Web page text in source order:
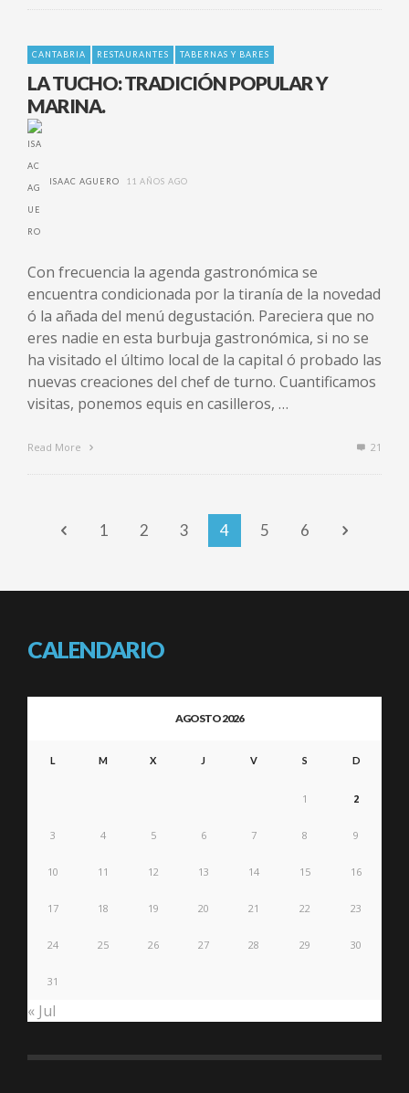
CANTABRIA RESTAURANTES TABERNAS Y BARES
LA TUCHO: TRADICIÓN POPULAR Y
MARINA.
ISAAC AGUERO 11 AÑOS AGO
Con frecuencia la agenda gastronómica se
encuentra condicionada por la tiranía de la novedad
ó la añada del menú degustación. Pareciera que no
eres nadie en esta burbuja gastronómica, si no se
ha visitado el último local de la capital ó probado las
nuevas creaciones del chef de turno. Cuantificamos
visitas, ponemos equis en casilleros, …
Read More 21
1 2 3 4 5 6
CALENDARIO
AGOSTO 2026
L M X J V S D
1 2
3 4 5 6 7 8 9
10 11 12 13 14 15 16
17 18 19 20 21 22 23
24 25 26 27 28 29 30
31
« Jul